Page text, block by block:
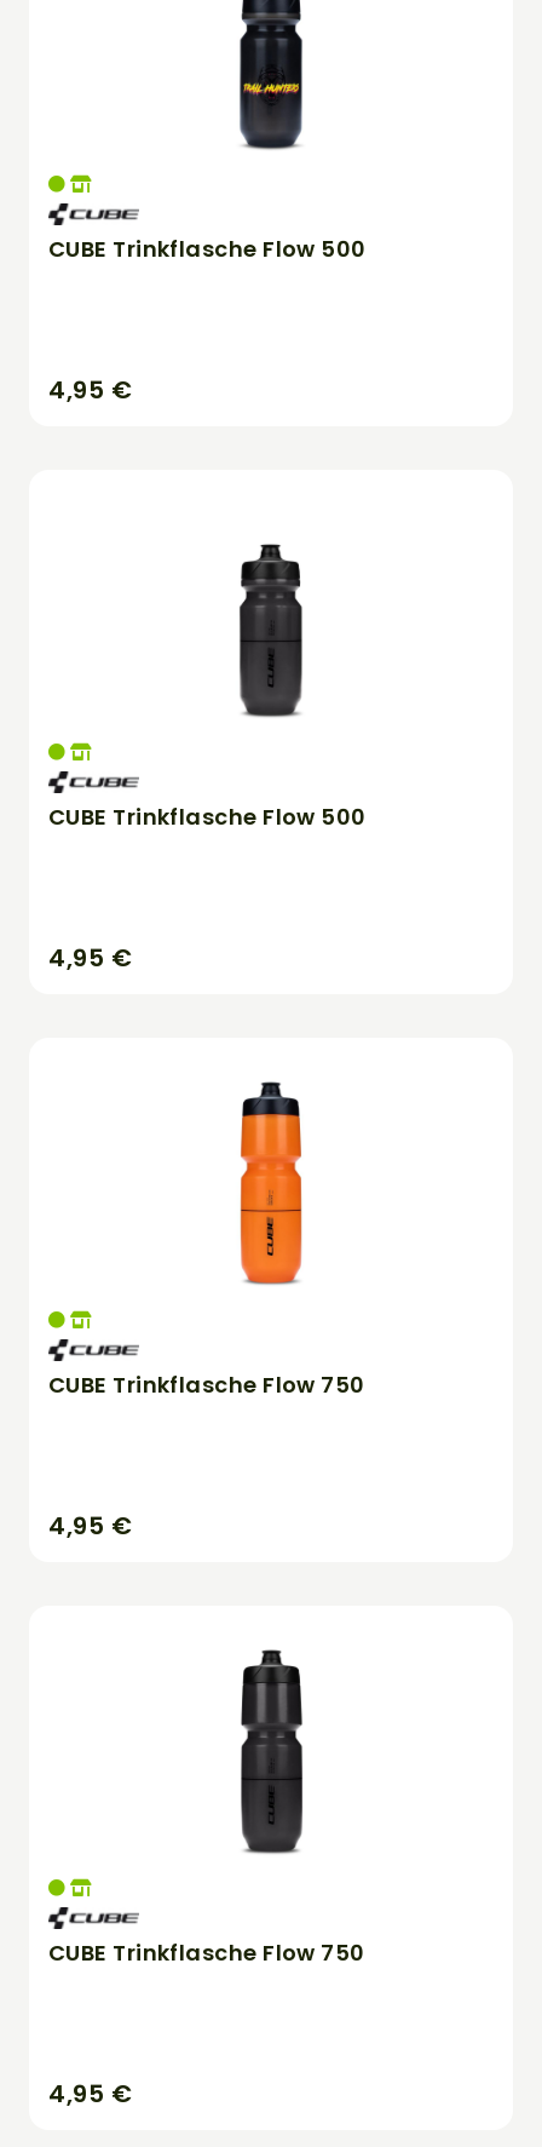
CUBE Trinkflasche Flow 500
4,95 €
CUBE Trinkflasche Flow 500
4,95 €
CUBE Trinkflasche Flow 750
4,95 €
CUBE Trinkflasche Flow 750
4,95 €